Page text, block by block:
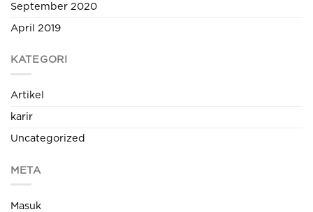
September 2020
April 2019
KATEGORI
Artikel
karir
Uncategorized
META
Masuk